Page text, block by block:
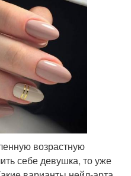
возрастную
себе девушка, то уже